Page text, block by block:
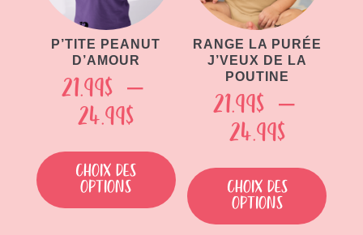
P’TITE PEANUT
D’AMOUR
21.99$ –
24.99$Plage
de
prix :
21.99$
Choix des
options
a
plusieurs
variations.
RANGE LA PURÉE
J’VEUX DE LA
POUTINE
21.99$ –
24.99$Plage
de
prix :
21.99$
Choix des
options
a